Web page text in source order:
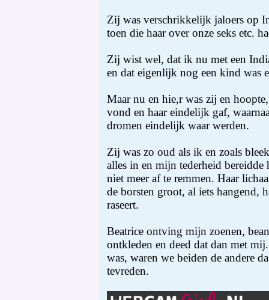
Zij was verschrikkelijk jaloers op
toen die haar over onze seks etc.
Zij wist wel, dat ik nu met een
en dat eigenlijk nog een kind was
Maar nu en hie,r was zij en
vond en haar eindelijk gaf,
dromen eindelijk waar werden.
Zij was zo oud als ik en zoals
alles in en mijn tederheid bereidde
niet meer af te remmen. Haar
de borsten groot, al iets hangend,
raseert.
Beatrice ontving mijn zoenen,
ontkleden en deed dat dan met
was, waren we beiden de andere
tevreden.